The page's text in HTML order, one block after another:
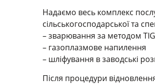
Надаємо весь комплекс
сільськогосподарської та
– зварювання за методом TIG
– газоплазмове напилення
– шліфування в заводські
Після процедури